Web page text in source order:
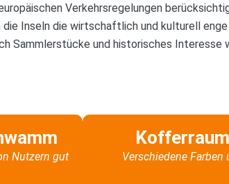
Verkehrsregelungen
Inseln die wirtschaftlich und kulturell enge
Sammlerstücke und historisches Interesse
Nutzern gut
Verschiedene Farben